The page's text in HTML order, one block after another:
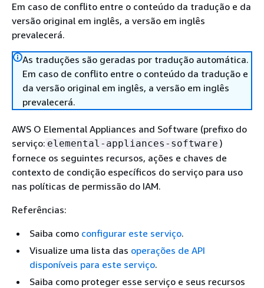
Em caso de conflito entre o conteúdo da tradução e da
versão original em inglês, a versão em inglês
prevalecerá.
As traduções são geradas por tradução automática.
Em caso de conflito entre o conteúdo da tradução e
da versão original em inglês, a versão em inglês
prevalecerá.
AWS O Elemental Appliances and Software (prefixo do
serviço: elemental-appliances-software )
fornece os seguintes recursos, ações e chaves de
contexto de condição específicos do serviço para uso
nas políticas de permissão do IAM.
Referências:
Saiba como configurar este serviço.
Visualize uma lista das operações de API
disponíveis para este serviço.
Saiba como proteger esse serviço e seus recursos